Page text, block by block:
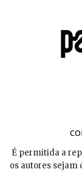
É permitida a
os autores sejam